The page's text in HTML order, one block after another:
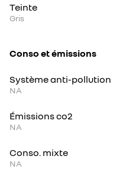
Teinte
Gris
Conso et émissions
Système anti-pollution
NA
Émissions co2
NA
Conso. mixte
NA